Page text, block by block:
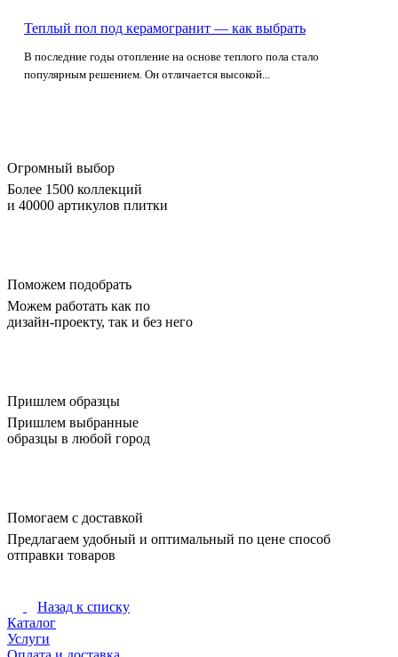
Теплый пол под керамогранит — как выбрать
В последние годы отопление на основе теплого пола стало
популярным решением. Он отличается высокой...
Огромный выбор
Более 1500 коллекций
и 40000 артикулов плитки
Поможем подобрать
Можем работать как по
дизайн-проекту, так и без него
Пришлем образцы
Пришлем выбранные
образцы в любой город
Помогаем с доставкой
Предлагаем удобный и оптимальный по цене способ
отправки товаров
Назад к списку
Каталог
Услуги